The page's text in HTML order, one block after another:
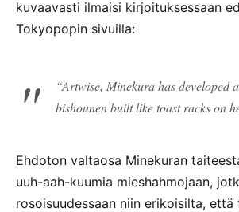
kuvaavasti ilmaisi kirjoituksessaan
Tokyopopin sivuilla:
“Artwise, Minekura has developed
bishounen built like toast racks on
Ehdoton valtaosa Minekuran
uuh-aah-kuumia mieshahmojaan,
rosoisuudessaan niin erikoisilta,